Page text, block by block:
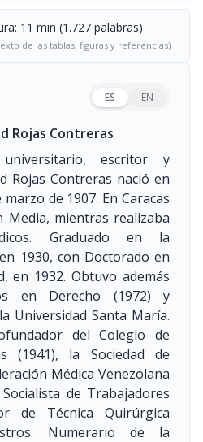
11 min (1.727 palabras)
de las tablas, figuras y referencias)
ES EN
Rojas Contreras
escritor y
Rojas Contreras nació en
de 1907. En Caracas
Media, mientras realizaba
Graduado en la
1930, con Doctorado en
en 1932. Obtuvo además
en Derecho (1972) y
Universidad Santa María.
del Colegio de
(1941), la Sociedad de
Médica Venezolana
de Trabajadores
de Técnica Quirúrgica
Numerario de la